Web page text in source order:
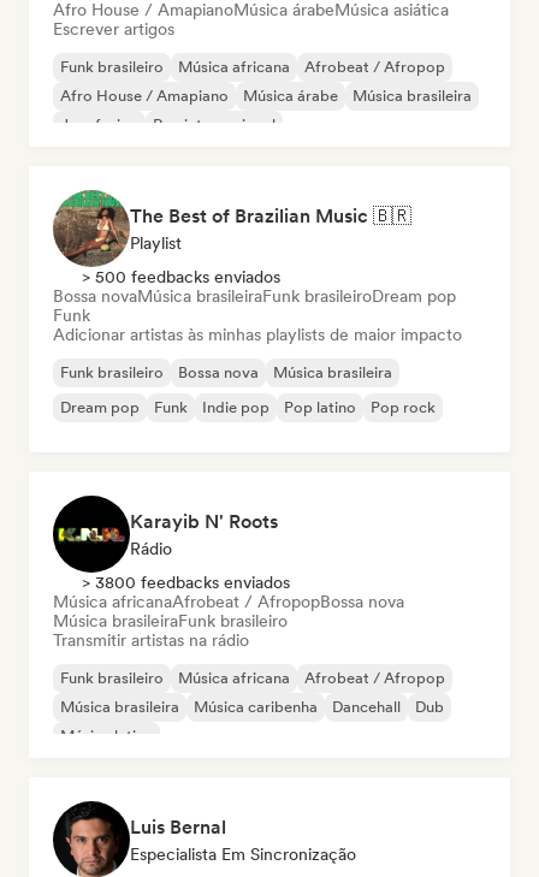
Afro House / AmapianoMúsica árabeMúsica asiática
Escrever artigos
Funk brasileiro Música africana
Afrobeat / Afropop
Afro House / Amapiano
Música árabe
Música brasileira
Jazz fusion
Rap internacional
The Best of Brazilian Music 🇧🇷
Playlist
> 500 feedbacks enviados
Bossa novaMúsica brasileiraFunk brasileiroDream pop
Funk
Adicionar artistas às minhas playlists de maior impacto
Funk brasileiro Bossa nova
Música brasileira
Dream pop
Funk Indie pop Pop latino Pop rock
Karayib N' Roots
Rádio
> 3800 feedbacks enviados
Música africanaAfrobeat / AfropopBossa nova
Música brasileiraFunk brasileiro
Transmitir artistas na rádio
Funk brasileiro Música africana
Afrobeat / Afropop
Música brasileira
Música caribenha Dancehall
Dub
Música latina
Luis Bernal
Especialista Em Sincronização